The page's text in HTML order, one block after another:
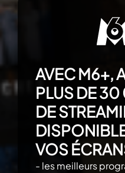
AVEC M6+,
PLUS DE
DE
VOS
- les meilleurs